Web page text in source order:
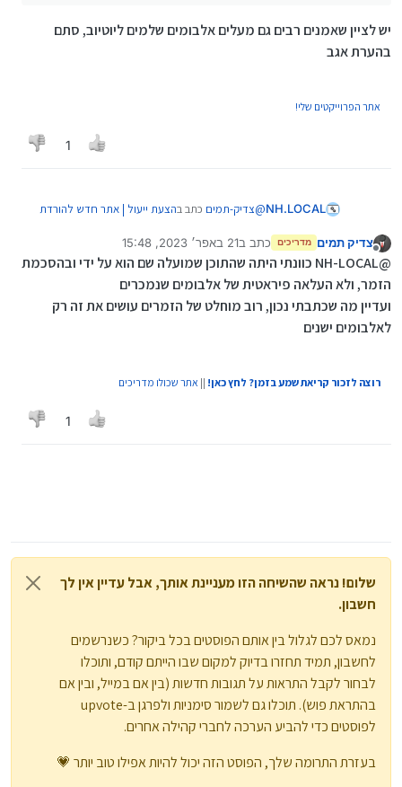
אלבומים שלמים...
יש לציין שאמנים רבים גם מעלים אלבומים שלמים ליוטיוב, סתם
בהערת אגב
אתר הפרוייקטים שלי!
1
NH.LOCAL
@צדיק-תמים כתב בהצעת ייעול | אתר חדש להורדת
לא ברור למה הורדה של מוזיקה מיוטיוב היא יותר
בעייתית מכל סרטון אחר, הרי מה שביוטיוב שזה
בד"כ סינגלים בלבד מועלה ע"י הזמר עצמו (אם
לא הוא יכול לפנות ויוטיוב מסירים את התוכן)
יש לציין שאמנים רבים גם מעלים אלבומים שלמים
ליוטיוב, סתם בהערת אגב
מנותק
צדיק תמים מדריכים כתב ב21 באפר׳ 2023, 15:48
נערך לאחרונה על ידי צדיק תמים
@NH-LOCAL כוונתי היתה שהתוכן שמועלה שם הוא על ידי ובהסכמת
הזמר, ולא העלאה פיראטית של אלבומים שנמכרים
ועדיין מה שכתבתי נכון, רוב מוחלט של הזמרים עושים את זה רק
לאלבומים ישנים
רוצה לזכור קריאת שמע בזמן? לחץ כאן! || אתר שכולו מדריכים
1
שלום! נראה שהשיחה הזו מעניינת אותך, אבל עדיין אין לך
חשבון.
נמאס לכם לגלול בין אותם הפוסטים בכל ביקור? כשנרשמים
לחשבון, תמיד תחזרו בדיוק למקום שבו הייתם קודם, ותוכלו
לבחור לקבל התראות על תגובות חדשות (בין אם במייל, ובין אם
בהתראת פוש). תוכלו גם לשמור סימניות ולפרגן ב-upvote
לפוסטים כדי להביע הערכה לחברי קהילה אחרים.
בעזרת התרומה שלך, הפוסט הזה יכול להיות אפילו טוב יותר 💗